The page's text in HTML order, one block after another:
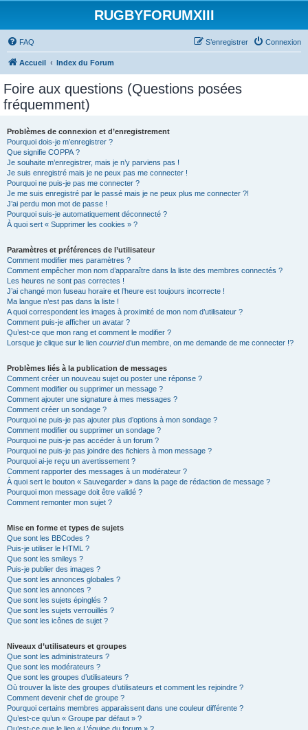
RUGBYFORUMXIII
FAQ Connexion
S’enregistrer
Accueil Index du Forum
Foire aux questions (Questions posées
fréquemment)
Problèmes de connexion et d’enregistrement
Pourquoi dois-je m’enregistrer ?
Que signifie COPPA ?
Je souhaite m’enregistrer, mais je n’y parviens pas !
Je suis enregistré mais je ne peux pas me connecter !
Pourquoi ne puis-je pas me connecter ?
Je me suis enregistré par le passé mais je ne peux plus me connecter ?!
J’ai perdu mon mot de passe !
Pourquoi suis-je automatiquement déconnecté ?
À quoi sert « Supprimer les cookies » ?
Paramètres et préférences de l’utilisateur
Comment modifier mes paramètres ?
Comment empêcher mon nom d’apparaître dans la liste des membres connectés ?
Les heures ne sont pas correctes !
J’ai changé mon fuseau horaire et l’heure est toujours incorrecte !
Ma langue n’est pas dans la liste !
A quoi correspondent les images à proximité de mon nom d’utilisateur ?
Comment puis-je afficher un avatar ?
Qu’est-ce que mon rang et comment le modifier ?
Lorsque je clique sur le lien courrield’un membre, on me demande de me connecter !?
Problèmes liés à la publication de messages
Comment créer un nouveau sujet ou poster une réponse ?
Comment modifier ou supprimer un message ?
Comment ajouter une signature à mes messages ?
Comment créer un sondage ?
Pourquoi ne puis-je pas ajouter plus d’options à mon sondage ?
Comment modifier ou supprimer un sondage ?
Pourquoi ne puis-je pas accéder à un forum ?
Pourquoi ne puis-je pas joindre des fichiers à mon message ?
Pourquoi ai-je reçu un avertissement ?
Comment rapporter des messages à un modérateur ?
À quoi sert le bouton « Sauvegarder » dans la page de rédaction de message ?
Pourquoi mon message doit être validé ?
Comment remonter mon sujet ?
Mise en forme et types de sujets
Que sont les BBCodes ?
Puis-je utiliser le HTML ?
Que sont les smileys ?
Puis-je publier des images ?
Que sont les annonces globales ?
Que sont les annonces ?
Que sont les sujets épinglés ?
Que sont les sujets verrouillés ?
Que sont les icônes de sujet ?
Niveaux d’utilisateurs et groupes
Que sont les administrateurs ?
Que sont les modérateurs ?
Que sont les groupes d’utilisateurs ?
Où trouver la liste des groupes d’utilisateurs et comment les rejoindre ?
Comment devenir chef de groupe ?
Pourquoi certains membres apparaissent dans une couleur différente ?
Qu’est-ce qu’un « Groupe par défaut » ?